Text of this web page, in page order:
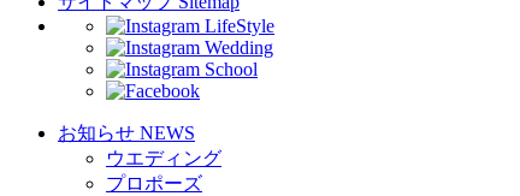
LifeStyle
Wedding
School
お知らせ NEWS
ウエディング
プロポーズ